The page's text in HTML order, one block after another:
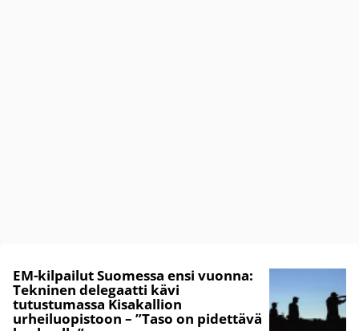
EM-kilpailut Suomessa ensi vuonna:
Tekninen delegaatti kävi
tutustumassa Kisakallion
urheiluopistoon – ”Taso on pidettävä